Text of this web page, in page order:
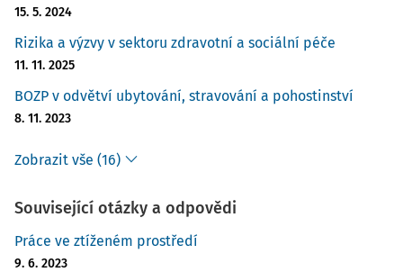
15. 5. 2024
Rizika a výzvy v sektoru zdravotní a sociální péče
11. 11. 2025
BOZP v odvětví ubytování, stravování a pohostinství
8. 11. 2023
Zobrazit vše (16)
Související otázky a odpovědi
Práce ve ztíženém prostředí
9. 6. 2023